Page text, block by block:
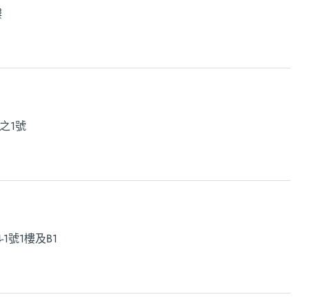
1號
號1樓及B1